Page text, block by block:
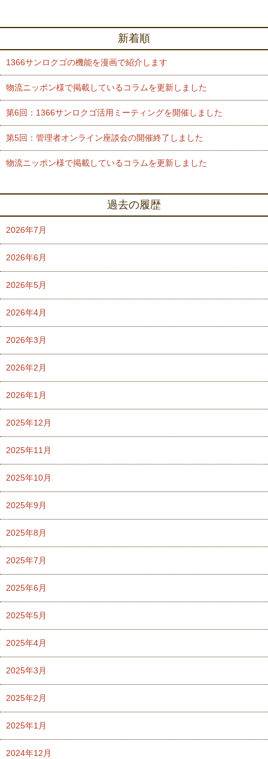
新着順
1366サンロクゴの機能を漫画で紹介します
物流ニッポン様で掲載しているコラムを更新しました
第6回：1366サンロクゴ活用ミーティングを開催しました
第5回：管理者オンライン座談会の開催終了しました
物流ニッポン様で掲載しているコラムを更新しました
過去の履歴
2026年7月
2026年6月
2026年5月
2026年4月
2026年3月
2026年2月
2026年1月
2025年12月
2025年11月
2025年10月
2025年9月
2025年8月
2025年7月
2025年6月
2025年5月
2025年4月
2025年3月
2025年2月
2025年1月
2024年12月